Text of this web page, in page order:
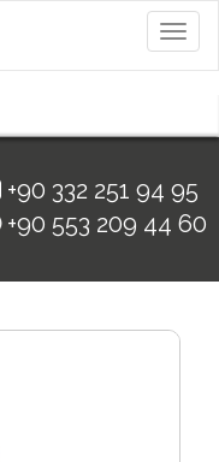
Menü
+90 332 251 94 95
+90 553 209 44 60